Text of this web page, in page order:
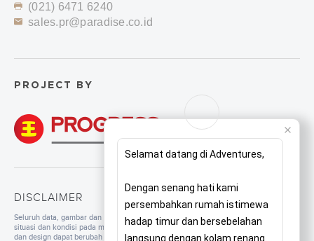
(021) 6471 6240
sales.pr@paradise.co.id
PROJECT BY
DISCLAIMER
Seluruh data, gambar dan tulisan yang tercantum di dalam website merupakan
situasi dan kondisi pada masa persiapan. Untuk pengembangan mutu, spesifikasi
dan design dapat berubah sewaktu-waktu tanpa pemberitahuan. Pembangunan
Selamat datang di Adventures,
Dengan senang hati kami
persembahkan rumah istimewa
hadap timur dan bersebelahan
langsung dengan kolam renang.